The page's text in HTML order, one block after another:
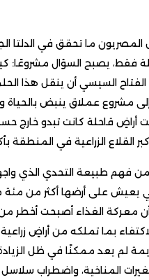
المصريون ما تحقق في الدلتا
فقط، يصبح السؤال مشروعًا:
الفتاح السيسي أن ينقل هذا
مشروع عملاق ينبض بالحياة
أراضٍ قاحلة كانت تبدو خارج
القلاع الزراعية في المنطقة
من فهم طبيعة التحدي الذي
يعيش على أرضها أكثر من
أن معركة الغذاء أصبحت أخطر
بما تملكه من أراضٍ
لم يعد ممكنًا في ظل
المناخية، واضطراب سلاسل